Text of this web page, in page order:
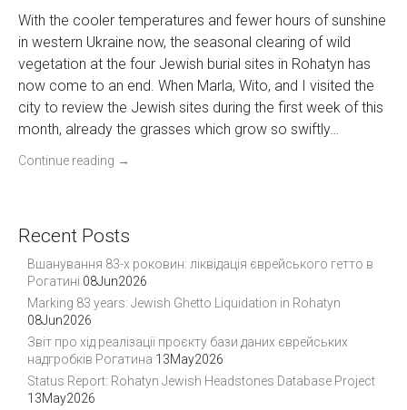
With the cooler temperatures and fewer hours of sunshine
in western Ukraine now, the seasonal clearing of wild
vegetation at the four Jewish burial sites in Rohatyn has
now come to an end. When Marla, Wito, and I visited the
city to review the Jewish sites during the first week of this
month, already the grasses which grow so swiftly…
Continue reading →
Recent Posts
Вшанування 83-х роковин: ліквідація єврейського гетто в
Рогатині 08Jun2026
Marking 83 years: Jewish Ghetto Liquidation in Rohatyn
08Jun2026
Звіт про хід реалізації проєкту бази даних єврейських
надгробків Рогатина 13May2026
Status Report: Rohatyn Jewish Headstones Database Project
13May2026